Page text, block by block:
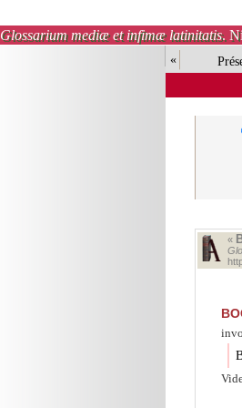
Glossarium mediæ et infimæ latinitatis.
«
«